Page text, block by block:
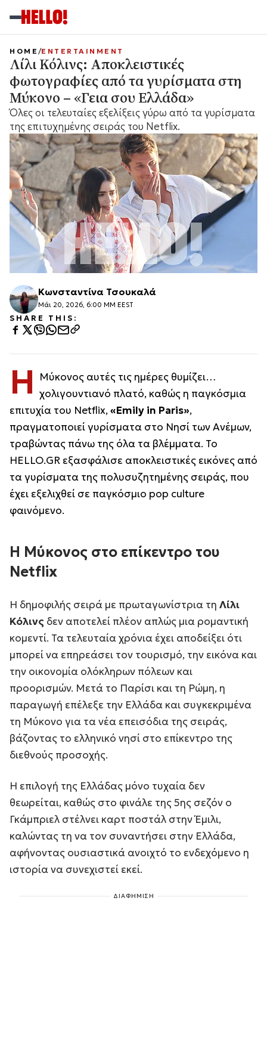
HOME ENTERTAINMENT
Λίλι Κόλινς: Αποκλειστικές
φωτογραφίες από τα γυρίσματα στη
Μύκονο – «Γεια σου Ελλάδα»
Όλες οι τελευταίες εξελίξεις γύρω από τα γυρίσματα
της επιτυχημένης σειράς του Netflix.
Κωνσταντίνα Τσουκαλά
Μάι 20, 2026, 6:00 ΜΜ EEST
SHARE THIS:
Η
Μύκονος αυτές τις ημέρες θυμίζει…
χολιγουντιανό πλατό, καθώς η παγκόσμια
επιτυχία του Netflix,«Emily in Paris»,
πραγματοποιεί γυρίσματα στο Νησί των Ανέμων,
τραβώντας πάνω της όλα τα βλέμματα. Το
HELLO.GR εξασφάλισε αποκλειστικές εικόνες από
τα γυρίσματα της πολυσυζητημένης σειράς, που
έχει εξελιχθεί σε παγκόσμιο pop culture
φαινόμενο.
Η Μύκονος στο επίκεντρο του
Netflix
Η δημοφιλής σειρά με πρωταγωνίστρια τη Λίλι
Κόλινς δεν αποτελεί πλέον απλώς μια ρομαντική
κομεντί. Τα τελευταία χρόνια έχει αποδείξει ότι
μπορεί να επηρεάσει τον τουρισμό, την εικόνα και
την οικονομία ολόκληρων πόλεων και
προορισμών. Μετά το Παρίσι και τη Ρώμη, η
παραγωγή επέλεξε την Ελλάδα και συγκεκριμένα
τη Μύκονο για τα νέα επεισόδια της σειράς,
βάζοντας το ελληνικό νησί στο επίκεντρο της
διεθνούς προσοχής.
Η επιλογή της Ελλάδας μόνο τυχαία δεν
θεωρείται, καθώς στο φινάλε της 5ης σεζόν ο
Γκάμπριελ στέλνει καρτ ποστάλ στην Έμιλι,
καλώντας τη να τον συναντήσει στην Ελλάδα,
αφήνοντας ουσιαστικά ανοιχτό το ενδεχόμενο η
ιστορία να συνεχιστεί εκεί.
ΔΙΑΦΗΜΙΣΗ